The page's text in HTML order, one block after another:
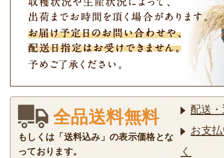
全品送料無料
もしくは「送料込み」の表示価格とな
っております。
配送
お支
く